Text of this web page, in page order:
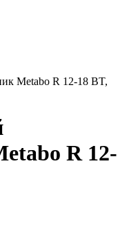
Metabo R 12-18 BT,
R 12-